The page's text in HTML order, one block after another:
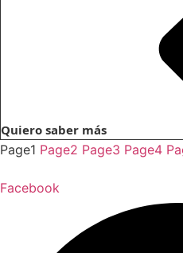
Quiero saber más
Page1 Page2 Page3 Page4
Facebook